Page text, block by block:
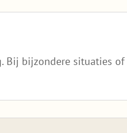
Bij bijzondere situaties